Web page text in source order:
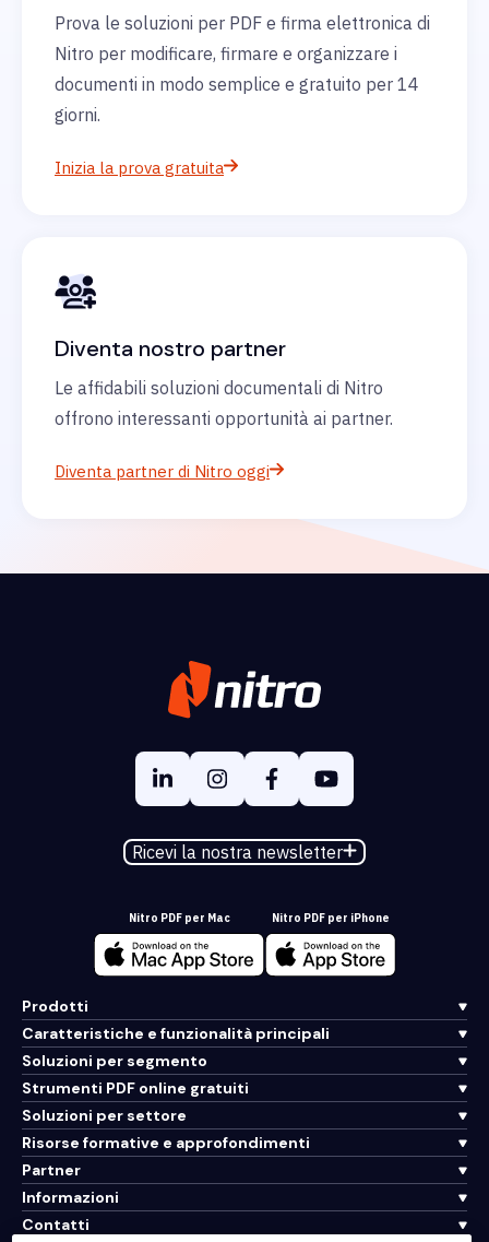
Prova le soluzioni per PDF e firma elettronica di
Nitro per modificare, firmare e organizzare i
documenti in modo semplice e gratuito per 14
giorni.
Inizia la prova gratuita
Diventa nostro partner
Le affidabili soluzioni documentali di Nitro
offrono interessanti opportunità ai partner.
Diventa partner di Nitro oggi
Ricevi la nostra newsletter
Nitro PDF per Mac Nitro PDF per iPhone
Prodotti
Caratteristiche e funzionalità principali
Soluzioni per segmento
Strumenti PDF online gratuiti
Soluzioni per settore
Risorse formative e approfondimenti
Partner
Informazioni
Contatti